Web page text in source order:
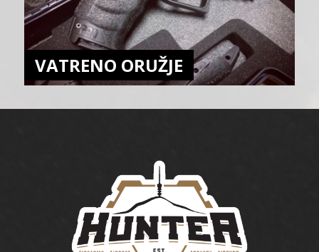
VATRENO ORUŽJE